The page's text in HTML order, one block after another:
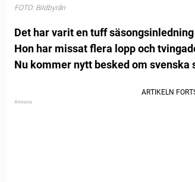
FOTO: Bildbyrån
Det har varit en tuff
Hon har missat flera lopp och
Nu kommer nytt besked om